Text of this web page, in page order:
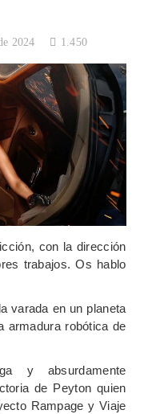
2024 1.450
con la dirección
trabajos. Os hablo
varada en un planeta
armadura robótica de
y absurdamente
de Peyton quien
Rampage y Viaje